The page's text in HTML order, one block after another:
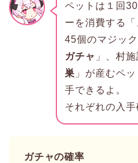
ペットは１回
ーを消費する「
45個のマジッ
ガチャ 」、村施
巣 」が産むペ
手できるよ。
それぞれの入手
ガチャの確率